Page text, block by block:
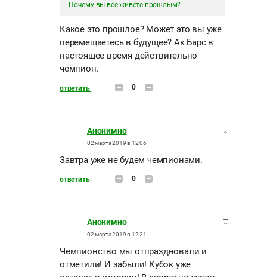
Почему вы все живёте прошлым?
Какое это прошлое? Может это вы уже
перемещаетесь в будущее? Ак Барс в
настоящее время действительно
чемпион.
ответить 0
Анонимно
02 марта 2019 в 12:06
Завтра уже не будем чемпионами.
ответить 0
Анонимно
02 марта 2019 в 12:21
Чемпионство мы отпраздновали и
отметили! И забыли! Кубок уже